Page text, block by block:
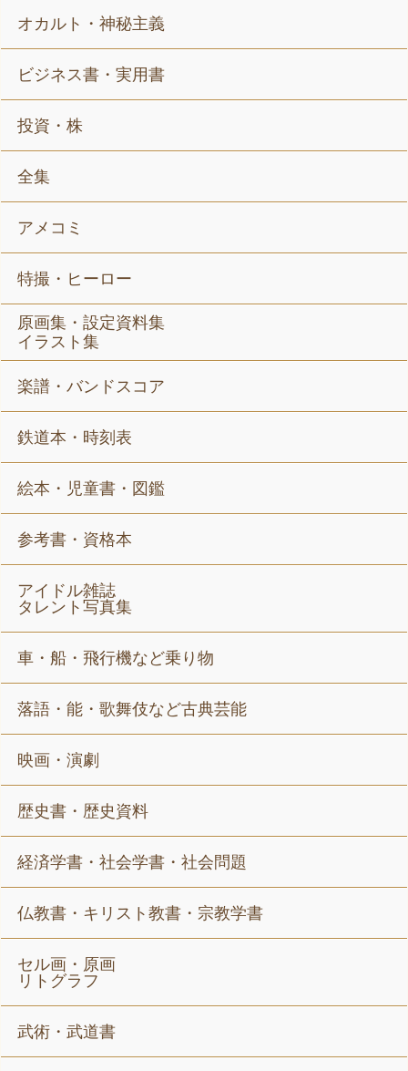
オカルト・神秘主義
ビジネス書・実用書
投資・株
全集
アメコミ
特撮・ヒーロー
原画集・設定資料集
イラスト集
楽譜・バンドスコア
鉄道本・時刻表
絵本・児童書・図鑑
参考書・資格本
アイドル雑誌
タレント写真集
車・船・飛行機など乗り物
落語・能・歌舞伎など古典芸能
映画・演劇
歴史書・歴史資料
経済学書・社会学書・社会問題
仏教書・キリスト教書・宗教学書
セル画・原画
リトグラフ
武術・武道書